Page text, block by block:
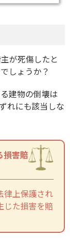
が死傷したと
しょうか？
建物の倒壊は
れにも該当しな
害賠
律上保護され
じた損害を賠